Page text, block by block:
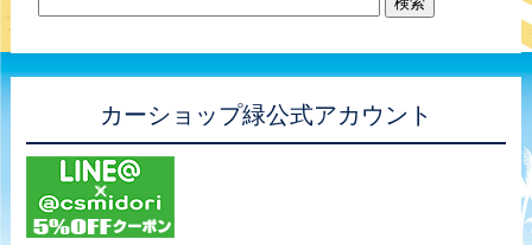
カーショップ緑公式アカウント